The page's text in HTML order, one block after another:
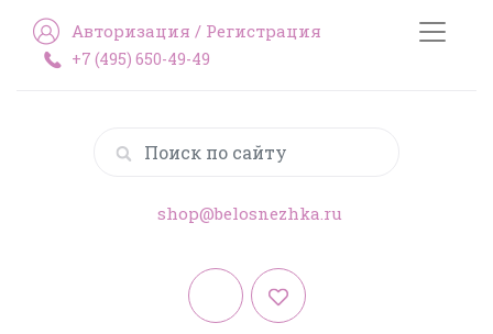
Авторизация / Регистрация
+7 (495) 650-49-49
shop@belosnezhka.ru